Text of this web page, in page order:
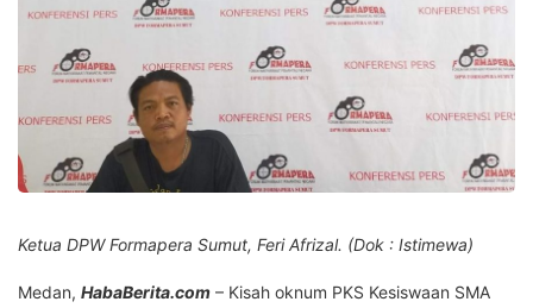
Ketua DPW Formapera Sumut, Feri Afrizal. (Dok : Istimewa)
Medan, HabaBerita.com – Kisah oknum PKS Kesiswaan SMA